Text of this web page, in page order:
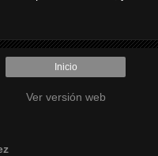
Inicio
Ver versión web